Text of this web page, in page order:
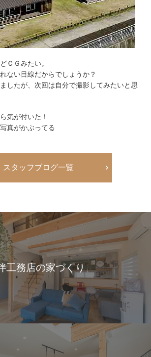
ＣＧみたい。
ない目線だからでしょうか？
したが、次回は自分で撮影してみたいと思
気が付いた！
真がかぶってる
スタッフブログ一覧
工務店の家づくり